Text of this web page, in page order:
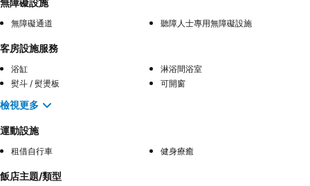
無障礙通道 聽障人士專用無障礙設施
客房設施服務
浴缸
淋浴間浴室
熨斗 / 熨燙板
可開窗
檢視更多
運動設施
租借自行車 健身療癒
飯店主題/類型